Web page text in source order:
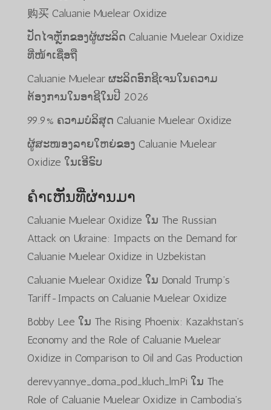
购买 Caluanie Muelear Oxidize
ປັດໄຈຫຼັກຂອງຜູ້ຜະລິດ Caluanie Muelear Oxidize
ທີ່ໜ້າເຊື່ອຖື
Caluanie Muelear ຜະລິດອົກຊີເຈນໃນຄວາມ
ຕ້ອງການໃນອາຊີໃນປີ 2026
99.9% ຄວາມບໍລິສຸດ Caluanie Muelear Oxidize
ຜູ້ສະໜອງລາຍໃຫຍ່ຂອງ Caluanie Muelear
Oxidize ໃນເອີຣົບ
ຄຳເຫັນທີ່ຜ່ານມາ
Caluanie Muelear Oxidize ໃນ The Russian
Attack on Ukraine: Impacts on the Demand for
Caluanie Muelear Oxidize in Uzbekistan
Caluanie Muelear Oxidize ໃນ Donald Trump’s
Tariff-Impacts on Caluanie Muelear Oxidize
Bobby Lee ໃນ The Rising Phoenix: Kazakhstan’s
Economy and the Role of Caluanie Muelear
Oxidize in Comparison to Oil and Gas Production
derevyannye_doma_pod_kluch_lmPi ໃນ The
Role of Caluanie Muelear Oxidize in Cambodia’s